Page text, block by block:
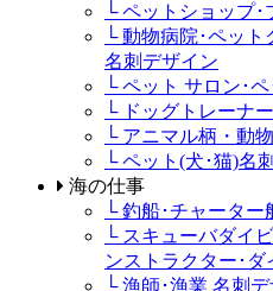
└ ペットショップ
└ 動物病院･ペッ
名刺デザイン
└ ペット サロン･
└ ドッグトレーナ
└ アニマル柄・動
└ ペット(犬･猫)名
海の仕事
└ 釣船･チャーター
└ スキューバダイ
ンストラクター･
└ 漁師･漁業 名刺